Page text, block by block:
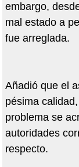
embargo,
mal estado a
fue arreglada.
Añadió que el
pésima
problema se
autoridades
respecto.